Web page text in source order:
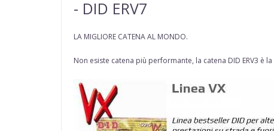
- DID ERV7
LA MIGLIORE CATENA AL MONDO.
Non esiste catena più performante, la catena DID ERV3 è